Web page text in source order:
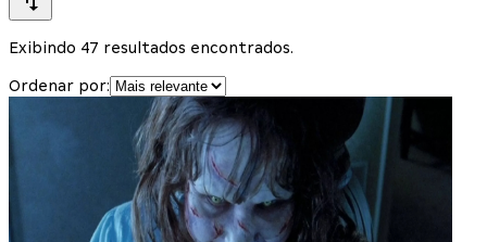
Exibindo 47 resultados encontrados.
Ordenar por: